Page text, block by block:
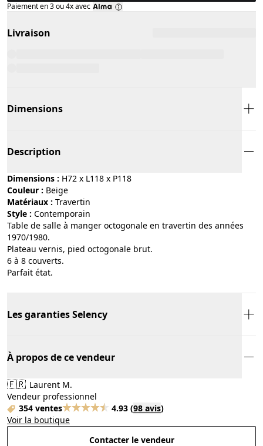
Paiement en 3 ou 4x avec
Livraison
Dimensions
Description
Dimensions : H72 x L118 x P118
Couleur :
beige
Matériaux :
travertin
Style :
contemporain
Table de salle à manger octogonale en travertin des années
1970/1980.
Plateau vernis, pied octogonale brut.
6 à 8 couverts.
Parfait état.
Les garanties Selency
À propos de ce vendeur
🇫🇷 Laurent M.
Vendeur professionnel
354 ventes
4.93 (98 avis)
Voir la boutique
Contacter le vendeur